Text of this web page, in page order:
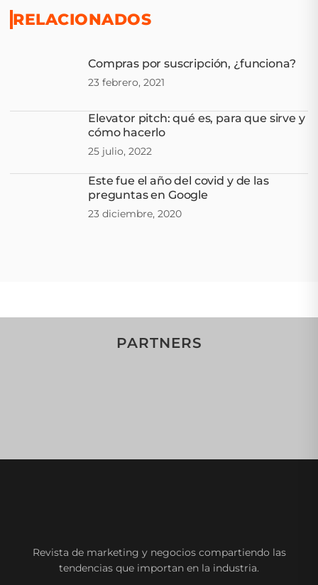
RELACIONADOS
Compras por suscripción, ¿funciona?
23 febrero, 2021
Elevator pitch: qué es, para que sirve y
cómo hacerlo
25 julio, 2022
Este fue el año del covid y de las
preguntas en Google
23 diciembre, 2020
PARTNERS
Revista de marketing y negocios compartiendo las
tendencias que importan en la industria.